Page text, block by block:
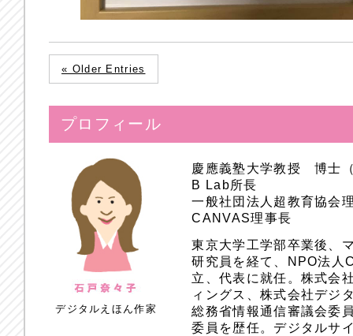
« Older Entries
プロフィール
デジタルえほん作家
慶應義塾大学教授 博士
B Lab所長
一般社団法人超教育協会
CANVAS理事長
東京大学工学部卒業後、
研究員を経て、NPO法人
立、代表に就任。株式会
ィングス、株式会社デジ
総務省情報通信審議会委
委員を歴任。デジタルサ